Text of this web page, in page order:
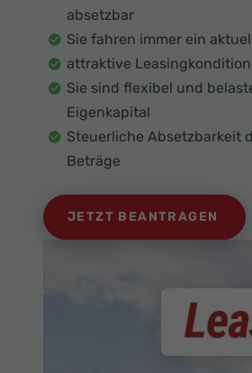
absetzbar
Sie fahren immer ein
attraktive
Sie sind flexibel und
Eigenkapital
Steuerliche Absetzbarkeit
Beträge
JETZT BEANTRAGEN